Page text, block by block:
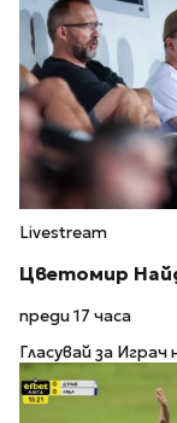
Livestream
Цветомир
преди 17 часа
Гласувай за